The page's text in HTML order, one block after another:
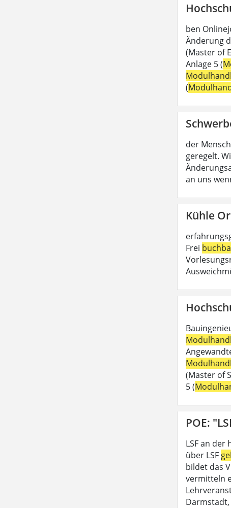
ben
Änderung
(Master of
Anlage 5 (
(
der
geregelt.
an uns
Kühle
Frei
(Master of
5 (
POE:
LSF an der
über LSF
bildet das
vermitteln
Darmstadt,